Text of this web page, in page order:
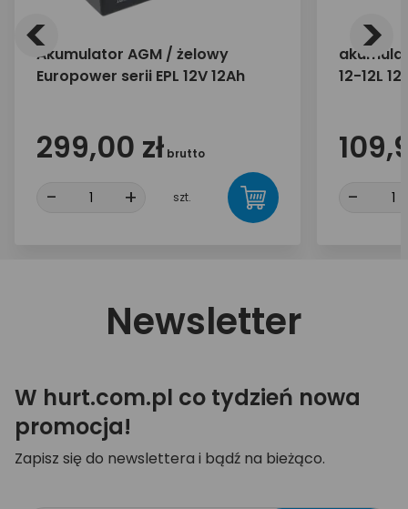
Akumulator AGM / żelowy
Europower serii EPL 12V 12Ah
299,00 zł brutto
- + szt.
12-12L
-
< >
Newsletter
W hurt.com.pl co tydzień nowa
promocja!
Zapisz się do newslettera i bądź na bieżąco.